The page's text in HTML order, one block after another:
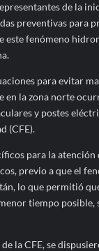
de la
preventivas para
este fenómeno
para evitar
en la zona norte
y postes
(CFE).
para la
previo a que el
lo que permitió
tiempo posible,
la CFE, se